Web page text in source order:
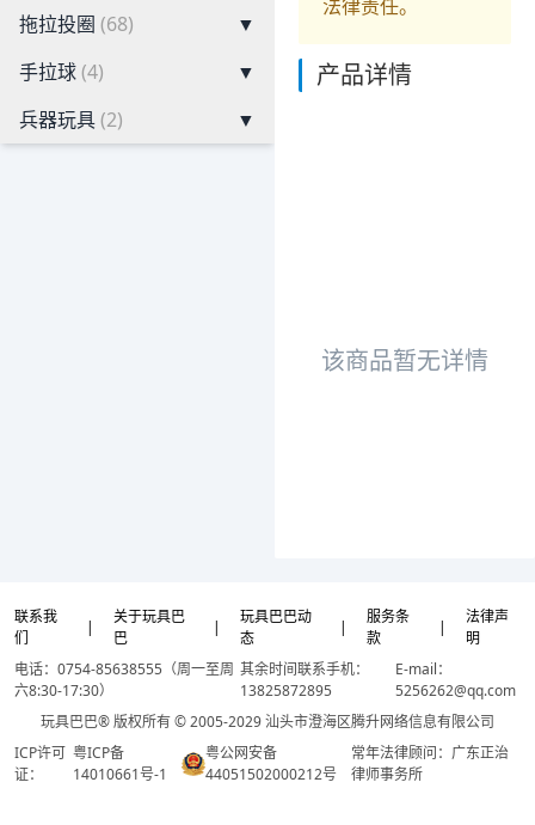
拖拉投圈 (68)
▼
手拉球(4)
▼
兵器玩具(2) ▼
法律责任。
产品详情
该商品暂无详情
联系我
们
|
关于玩具巴
巴
|
玩具巴巴动
态
|
服务条
款
|
法律声
明
电话：0754-85638555（周一至周
六8:30-17:30）
其余时间联系手机：
13825872895
E-mail：
5256262@qq.com
玩具巴巴® 版权所有 © 2005-2029 汕头市澄海区腾升网络信息有限公司
ICP许可
证：
粤ICP备
14010661号-1
粤公网安备
44051502000212号
常年法律顾问：广东正治
律师事务所